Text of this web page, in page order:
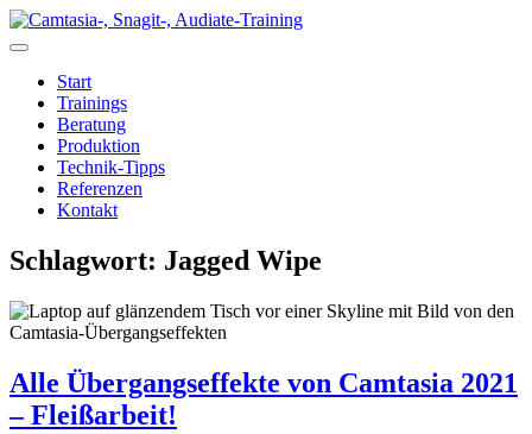
Zum
Inhalt
Start
Trainings
Beratung
Produktion
Technik-Tipps
Referenzen
Kontakt
Schlagwort: Jagged Wipe
Alle Übergangseffekte von Camtasia 2021
– Fleißarbeit!